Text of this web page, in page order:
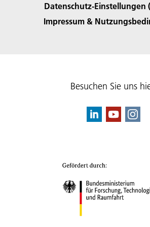
Datenschutz-Einstellungen
Impressum &
Besuchen Sie uns